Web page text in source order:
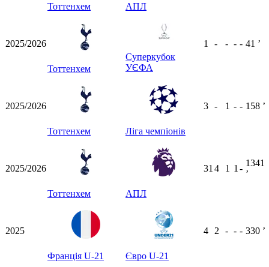
Тоттенхем АПЛ
2025/2026
Тоттенхем
Суперкубок
УЄФА
1 - - - - 41 ʼ
2025/2026
Тоттенхем Ліга чемпіонів
3 - 1 - - 158 ʼ
2025/2026
Тоттенхем АПЛ
31 4 1 1 -
1341
ʼ
2025
Франція U-21 Євро U-21
4 2 - - - 330 ʼ